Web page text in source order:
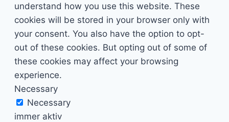
understand how you use this website. These
cookies will be stored in your browser only with
your consent. You also have the option to opt-
out of these cookies. But opting out of some of
these cookies may affect your browsing
experience.
Necessary
Necessary
immer aktiv